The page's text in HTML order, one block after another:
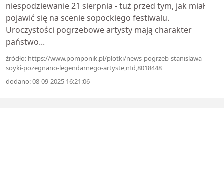
niespodziewanie 21 sierpnia - tuż przed tym, jak miał
pojawić się na scenie sopockiego festiwalu.
Uroczystości pogrzebowe artysty mają charakter
państwo...
źródło: https://www.pomponik.pl/plotki/news-pogrzeb-stanislawa-
soyki-pozegnano-legendarnego-artyste,nId,8018448
dodano: 08-09-2025 16:21:06